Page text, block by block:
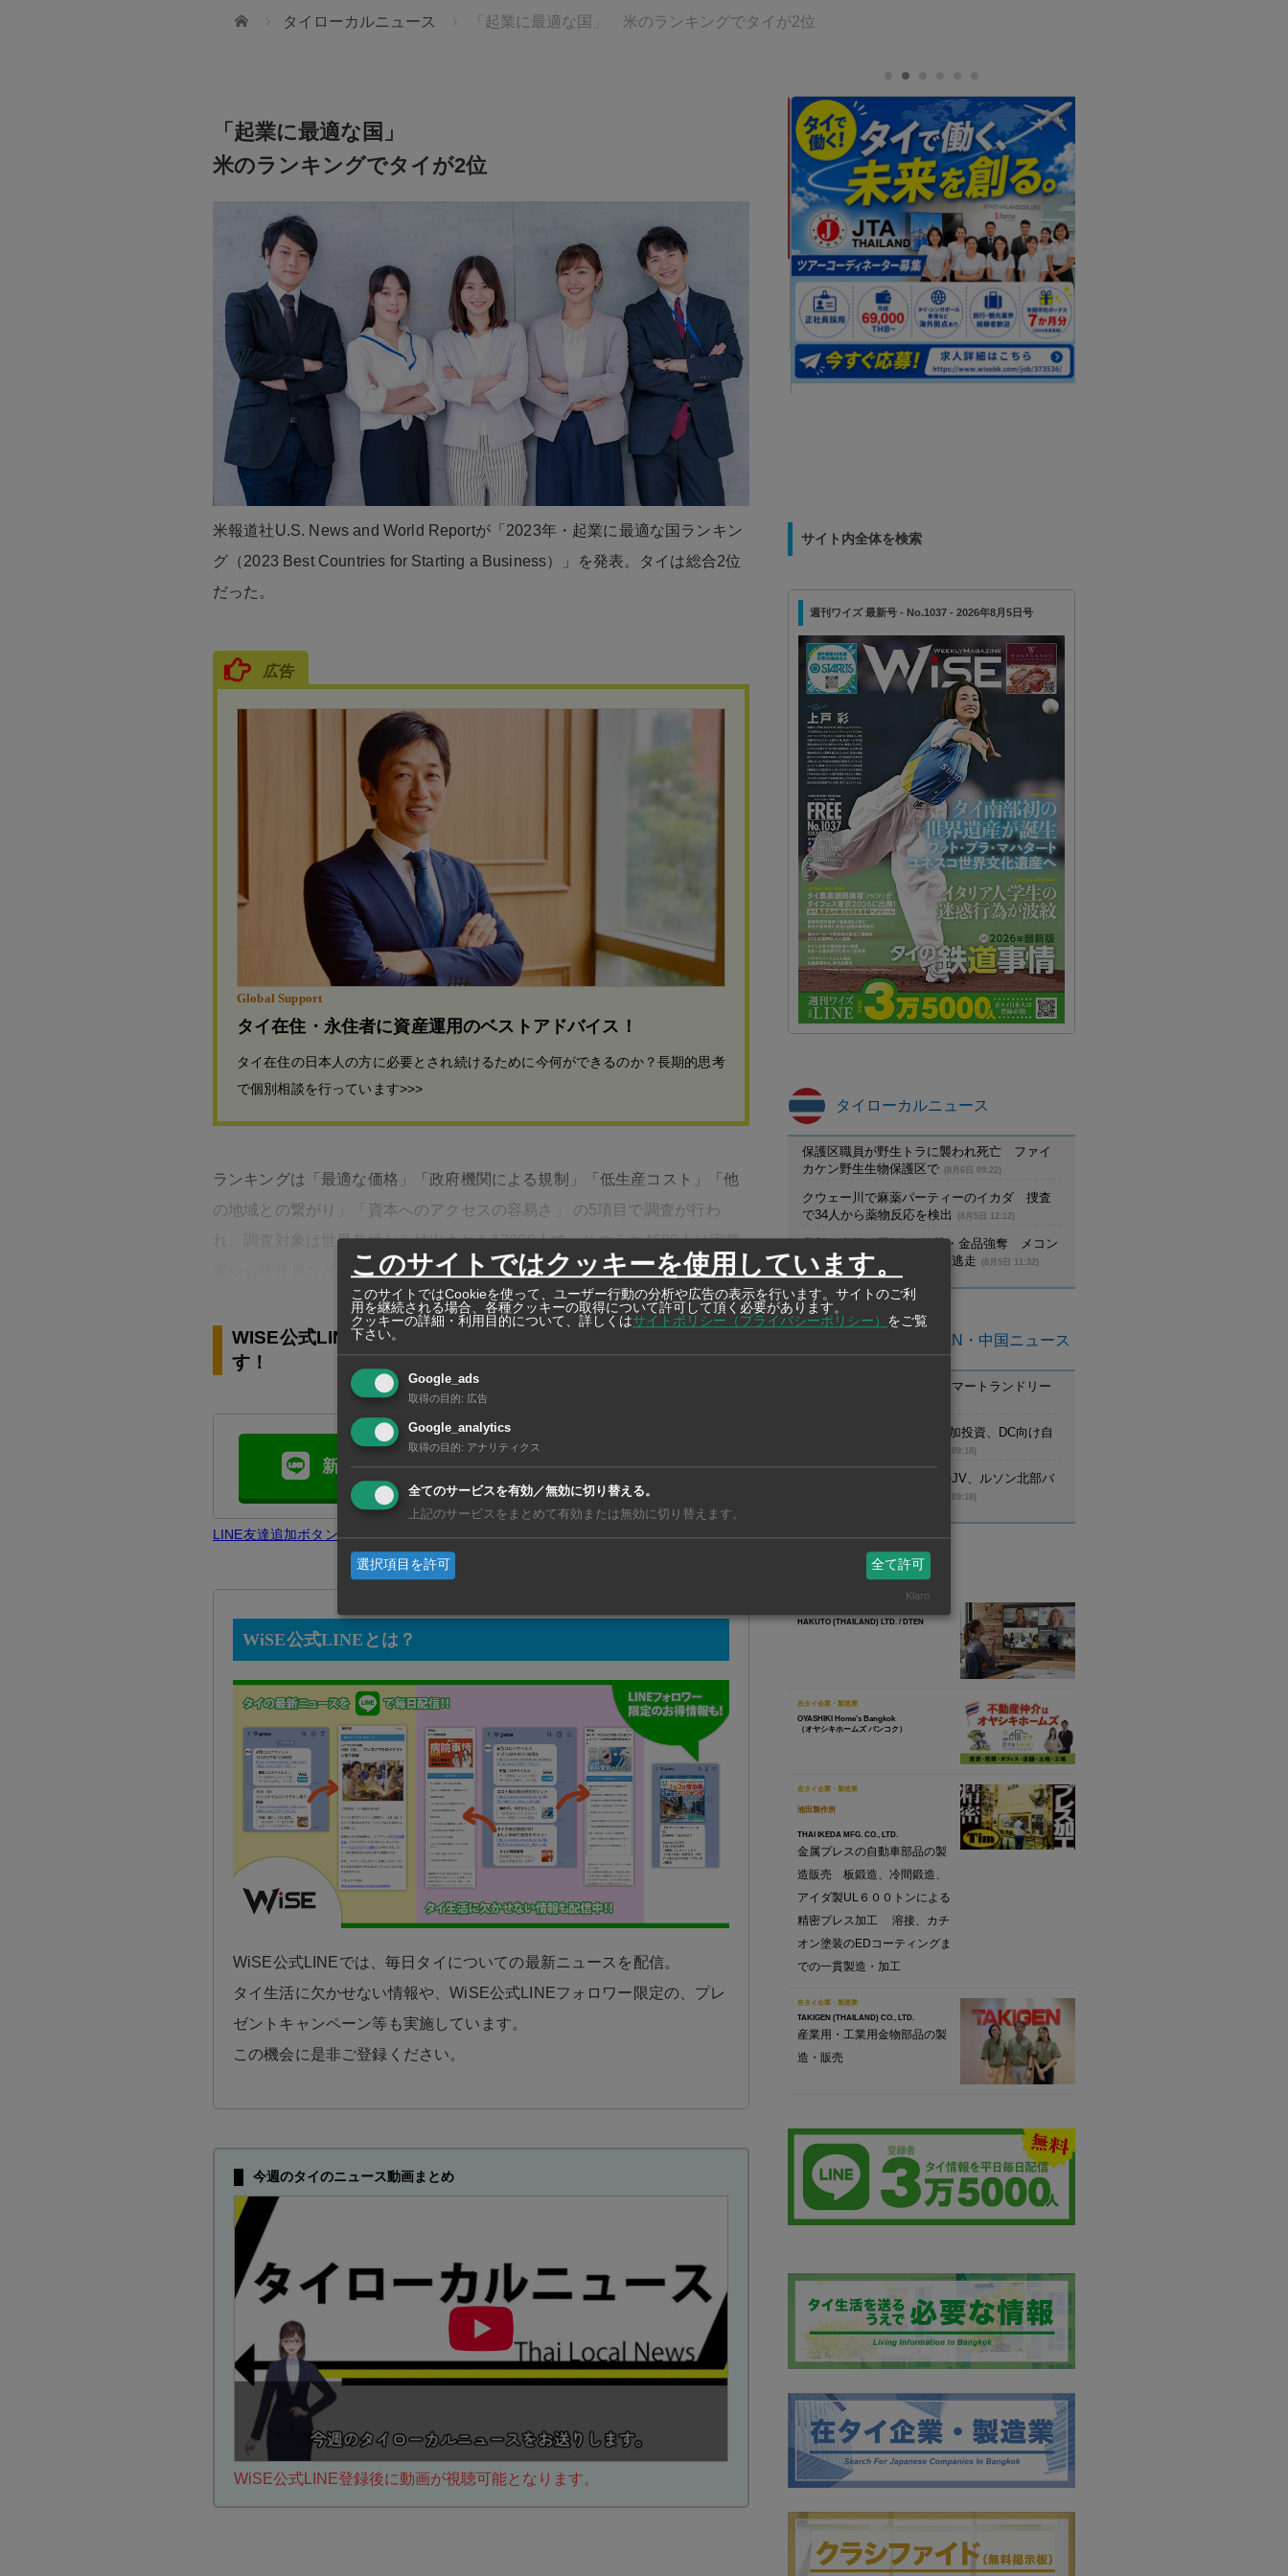
ホーム タイローカルニュース 「起業に最適な国」 米のランキングでタイが2位
「起業に最適な国」
米のランキングでタイが2位
米報道社U.S. News and World Reportが「2023年・起業に最適な国ランキン
グ（2023 Best Countries for Starting a Business）」を発表。タイは総合2位
だった。
広告
Global Support
タイ在住・永住者に資産運用のベストアドバイス！
タイ在住の日本人の方に必要とされ続けるために今何ができるのか？長期的思考
で個別相談を行っています>>>
ランキングは「最適な価格」「政府機関による規制」「低生産コスト」「他
の地域との繋がり」「資本へのアクセスの容易さ」 の5項目で調査が行わ
れ、調査対象は世界各地から抽出された17000人で、そのうち4600人は実業
家や会社役員などの「企業の意思決定者」だという。
WISE公式LINEの友だち登録で、記事の続きをご覧になれま
す！
新規友達追加
既に友達登録済の方はこ
LINE友達追加ボタンで問題が発生する場合、こちらからご報告下さい。
WiSE公式LINEとは？
WiSE公式LINEでは、毎日タイについての最新ニュースを配信。
タイ生活に欠かせない情報や、WiSE公式LINEフォロワー限定の、プレ
ゼントキャンペーン等も実施しています。
この機会に是非ご登録ください。
今週のタイのニュース動画まとめ
WiSE公式LINE登録後に動画が視聴可能となります。
スターツ タイランド
世界21ヶ国34拠点 海外不動産のリーディングカンパ
ニー スターツ
110Financial
帰国後、後悔しないために
タイにいるうちにできることってなんだろう？
海外居住ステータスを活かした資産運用とは？
サイト内全体を検索
週刊ワイズ 最新号 - No.1037 - 2026年8月5日号
タイローカルニュース
保護区職員が野生トラに襲われ死亡 ファイ
カケン野生生物保護区で
(8月6日 09:22)
クウェー川で麻薬パーティーのイカダ 捜査
で34人から薬物反応を検出
(8月5日 12:12)
北部の金行で男2人が銃撃・金品強奪 メコン
川沿いにバイクを乗り捨て逃走
(8月5日 11:32)
亜州ASEAN・中国ニュース
【ベトナム】ニイヌマ、スマートランドリー
【ベトナム】ミスミGが追加投資、DC向け自
(8月6日 09:18)
【フィリピン】日本工営のJV、ルソン北部バ
(8月6日 09:18)
在タイ企業情報
HAKUTO (THAILAND) LTD. / DTEN
在タイ企業・製造業
OYASHIKI Home’s Bangkok
（オヤシキホームズ バンコク）
在タイ企業・製造業
池田製作所
THAI IKEDA MFG. CO., LTD.
金属プレスの自動車部品の製
造販売 板鍛造、冷間鍛造、
アイダ製UL６００トンによる
精密プレス加工 溶接、カチ
オン塗装のEDコーティングま
での一貫製造・加工
在タイ企業・製造業
TAKIGEN (THAILAND) CO., LTD.
産業用・工業用金物部品の製
造・販売
このサイトではクッキーを使用しています。
このサイトではCookieを使って、ユーザー行動の分析や広告の表示を行います。サイトのご利
用を継続される場合、各種クッキーの取得について許可して頂く必要があります。
クッキーの詳細・利用目的について、詳しくはサイトポリシー（プライバシーポリシー） をご覧
下さい。
Google_ads
取得の目的: 広告
Google_analytics
取得の目的: アナリティクス
全てのサービスを有効／無効に切り替える。
上記のサービスをまとめて有効または無効に切り替えます。
選択項目を許可 全て許可
Klaro